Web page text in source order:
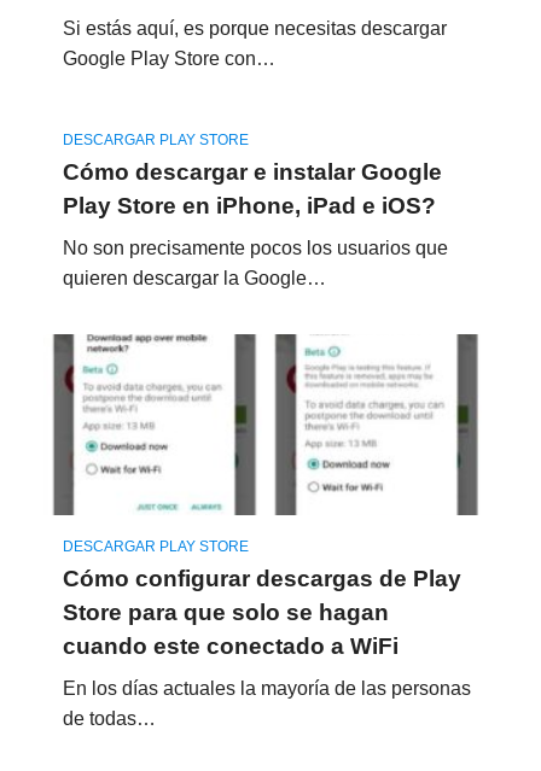
Si estás aquí, es porque necesitas descargar
Google Play Store con…
DESCARGAR PLAY STORE
Cómo descargar e instalar Google
Play Store en iPhone, iPad e iOS?
No son precisamente pocos los usuarios que
quieren descargar la Google…
DESCARGAR PLAY STORE
Cómo configurar descargas de Play
Store para que solo se hagan
cuando este conectado a WiFi
En los días actuales la mayoría de las personas
de todas…